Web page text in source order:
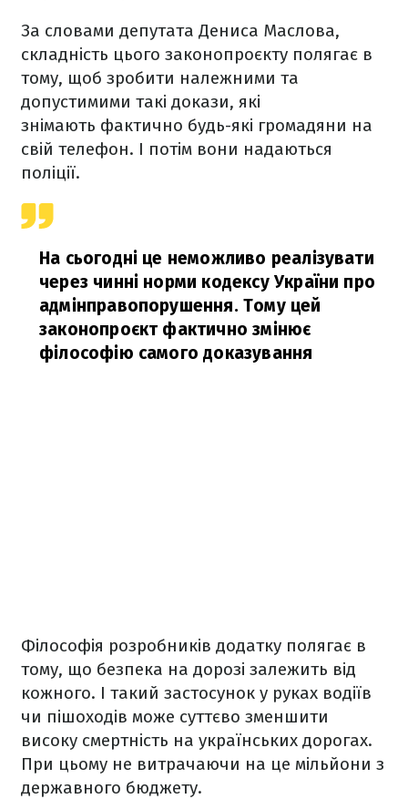
За словами депутата Дениса Маслова,
складність цього законопроєкту полягає в
тому, щоб зробити належними та
допустимими такі докази, які
знімають фактично будь-які громадяни на
свій телефон. І потім вони надаються
поліції.
На сьогодні це неможливо реалізувати
через чинні норми кодексу України про
адмінправопорушення. Тому цей
законопроєкт фактично змінює
філософію самого доказування
Філософія розробників додатку полягає в
тому, що безпека на дорозі залежить від
кожного. І такий застосунок у руках водіїв
чи пішоходів може суттєво зменшити
високу смертність на українських дорогах.
При цьому не витрачаючи на це мільйони з
державного бюджету.